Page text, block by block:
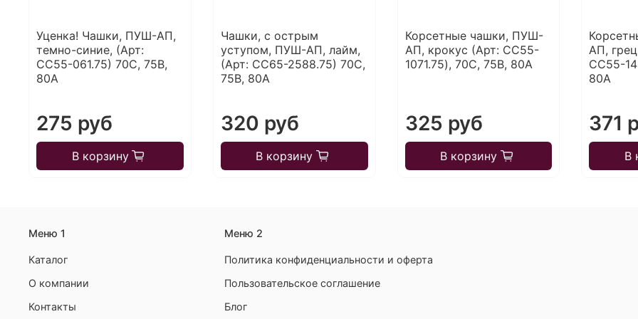
Уценка! Чашки, ПУШ-АП,
темно-синие, (Арт:
CC55-061.75) 70С, 75В,
80А
275 руб
В корзину
Чашки, с острым
уступом, ПУШ-АП, лайм,
(Арт: CC65-2588.75) 70С,
75В, 80А
320 руб
В корзину
Корсетные чашки, ПУШ-
АП, крокус (Арт: CC55-
1071.75), 70С, 75В, 80А
325 руб
В корзину
АП,
CC55-
80А
371
В
Меню 1
Каталог
О компании
Контакты
Меню 2
Политика конфиденциальности и оферта
Пользовательское соглашение
Блог